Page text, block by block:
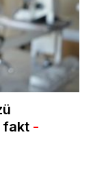
fakt -